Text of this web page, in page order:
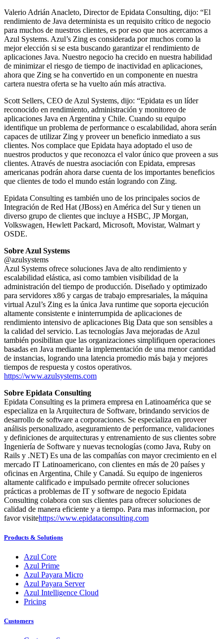
Valerio Adrián Anacleto, Director de Epidata Consulting, dijo: “El
rendimiento de Java determinista es un requisito crítico de negocio
para muchos de nuestros clientes, es por eso que nos acercamos a
Azul Systems. Azul’s Zing es considerada por muchos como la
mejor elección si se esta buscando garantizar el rendimiento de
aplicaciones Java. Nuestro negocio ha crecido en nuestra habilidad
de minimizar el riesgo de tiempo de inactividad en aplicaciones,
ahora que Zing se ha convertido en un componente en nuestra
cartera nuestra oferta se ha vuelto aún más atractiva.
Scott Sellers, CEO de Azul Systems, dijo: “Epidata es un líder
reconocido en rendimiento, administración y monitoreo de
aplicaciones Java en Argentina y Chile. Cuando su equipo
identifique un problema de performance o escalabilidad, ahora serán
capaces de utilizar Zing y proveer un beneficio inmediato a sus
clientes. Nos complace que Epidata haya adoptado el uso de
nuestros productos y que reconozca el valor único que proveen a sus
clientes. Através de nuestra asociación con Epidata, empresas
americanas podrán ahora darse cuenta de los importantes beneficios
que clientes de todo el mundo están logrando con Zing.
Epidata Consulting es también uno de los principales socios de
Integración de Red Hat (JBoss) en América del Sur y tienen un
diverso grupo de clientes que incluye a HSBC, JP Morgan,
Volkswagen, Hewlett Packard, Microsoft, Movistar, Walmart y
OSDE.
Sobre Azul Systems
@azulsystems
Azul Systems ofrece soluciones Java de alto rendimiento y
escalabilidad elástica, asi como tambien visibilidad de la
administración del tiempo de producción. Diseñado y optimizado
para servidores x86 y cargas de trabajo empresariales, la máquina
virtual Azul’s Zing es la única Java runtime que soporta ejecución
altamente consistente e ininterrumpida de aplicaciones de
rendimiento intensivo de aplicaciones Big Data que son sensibles a
la calidad del servicio. Las tecnologías Java mejoradas de Azul
también posibilitan que las organizaciones simplifiquen operaciones
basadas en Java mediante la implementación de una menor cantidad
de instancias, logrando una latencia promedio más baja y mejores
tiempos de respuesta y costos operativos.
https://www.azulsystems.com
Sobre Epidata Consulting
Epidata Consulting es la primera empresa en Latinoamérica que se
especializa en la Arquitectura de Software, brindando servicios de
desarrollo de software a corporaciones. Se especializa en proveer
análisis personalizado, aseguramiento de performance, validaciones
y definiciones de arquitecturas y entrenamiento de sus clientes sobre
Ingeniería de Software y nuevas tecnologías (como Java, Ruby on
Rails y .NET) Es una de las compañías con mayor crecimiento en el
mercado IT Latinoamericano, con clientes en más de 20 países y
oficinas en Argentina, Chile y Canadá. Su equipo de ingenieros
altamente calificado e impulsado permite ofrecer soluciones
prácticas a problemas de IT y software de negocio Epidata
Consulting colabora con sus clientes para ofrecer soluciones de
calidad de manera eficiente y a tiempo. Para mas informacion, por
favor visitehttps://www.epidataconsulting.com
Products & Solutions
Azul Core
Azul Prime
Azul Payara Micro
Azul Payara Server
Azul Intelligence Cloud
Pricing
Customers